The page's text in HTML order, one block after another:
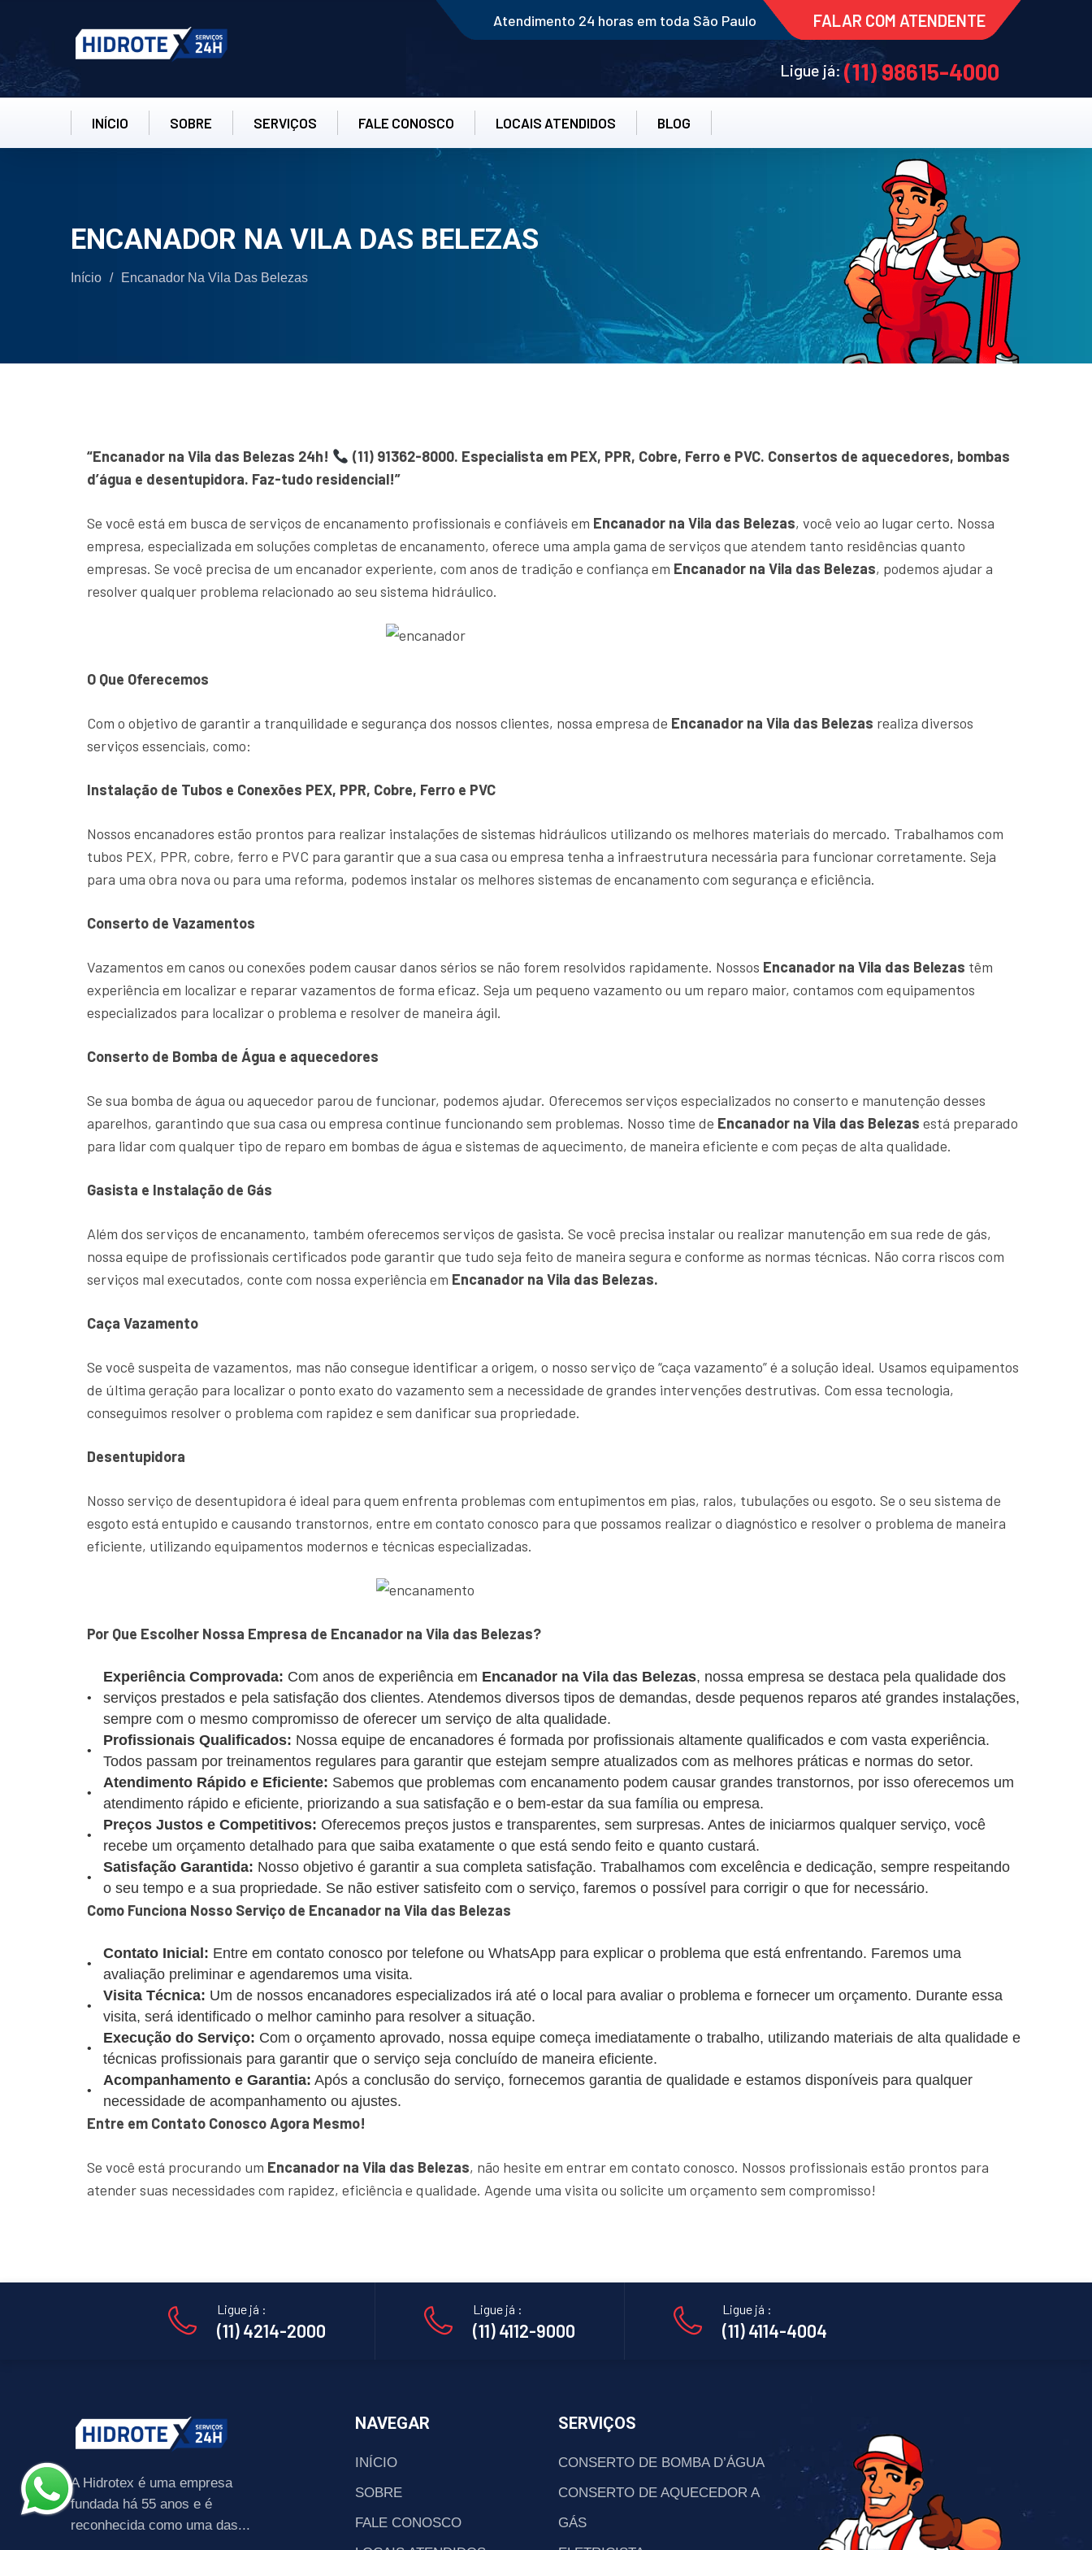
Atendimento 24 horas em toda São Paulo FALAR COM ATENDENTE
Ligue já:(11) 98615-4000
INÍCIO SOBRE SERVIÇOS FALE CONOSCO LOCAIS ATENDIDOS BLOG
ENCANADOR NA VILA DAS BELEZAS
Início / Encanador Na Vila Das Belezas
“Encanador na Vila das Belezas 24h!
(11) 91362-8000. Especialista em PEX, PPR, Cobre, Ferro e PVC. Consertos de aquecedores, bombas
d’água e desentupidora. Faz-tudo residencial!”
Se você está em busca de serviços de encanamento profissionais e confiáveis em Encanador na Vila das Belezas, você veio ao lugar certo. Nossa
empresa, especializada em soluções completas de encanamento, oferece uma ampla gama de serviços que atendem tanto residências quanto
empresas. Se você precisa de um encanador experiente, com anos de tradição e confiança em Encanador na Vila das Belezas, podemos ajudar a
resolver qualquer problema relacionado ao seu sistema hidráulico.
O Que Oferecemos
Com o objetivo de garantir a tranquilidade e segurança dos nossos clientes, nossa empresa de Encanador na Vila das Belezas realiza diversos
serviços essenciais, como:
Instalação de Tubos e Conexões PEX, PPR, Cobre, Ferro e PVC
Nossos encanadores estão prontos para realizar instalações de sistemas hidráulicos utilizando os melhores materiais do mercado. Trabalhamos com
tubos PEX, PPR, cobre, ferro e PVC para garantir que a sua casa ou empresa tenha a infraestrutura necessária para funcionar corretamente. Seja
para uma obra nova ou para uma reforma, podemos instalar os melhores sistemas de encanamento com segurança e eficiência.
Conserto de Vazamentos
Vazamentos em canos ou conexões podem causar danos sérios se não forem resolvidos rapidamente. Nossos Encanador na Vila das Belezas têm
experiência em localizar e reparar vazamentos de forma eficaz. Seja um pequeno vazamento ou um reparo maior, contamos com equipamentos
especializados para localizar o problema e resolver de maneira ágil.
Conserto de Bomba de Água e aquecedores
Se sua bomba de água ou aquecedor parou de funcionar, podemos ajudar. Oferecemos serviços especializados no conserto e manutenção desses
aparelhos, garantindo que sua casa ou empresa continue funcionando sem problemas. Nosso time de Encanador na Vila das Belezas está preparado
para lidar com qualquer tipo de reparo em bombas de água e sistemas de aquecimento, de maneira eficiente e com peças de alta qualidade.
Gasista e Instalação de Gás
Além dos serviços de encanamento, também oferecemos serviços de gasista. Se você precisa instalar ou realizar manutenção em sua rede de gás,
nossa equipe de profissionais certificados pode garantir que tudo seja feito de maneira segura e conforme as normas técnicas. Não corra riscos com
serviços mal executados, conte com nossa experiência em Encanador na Vila das Belezas.
Caça Vazamento
Se você suspeita de vazamentos, mas não consegue identificar a origem, o nosso serviço de “caça vazamento” é a solução ideal. Usamos equipamentos
de última geração para localizar o ponto exato do vazamento sem a necessidade de grandes intervenções destrutivas. Com essa tecnologia,
conseguimos resolver o problema com rapidez e sem danificar sua propriedade.
Desentupidora
Nosso serviço de desentupidora é ideal para quem enfrenta problemas com entupimentos em pias, ralos, tubulações ou esgoto. Se o seu sistema de
esgoto está entupido e causando transtornos, entre em contato conosco para que possamos realizar o diagnóstico e resolver o problema de maneira
eficiente, utilizando equipamentos modernos e técnicas especializadas.
Por Que Escolher Nossa Empresa de Encanador na Vila das Belezas?
Experiência Comprovada: Com anos de experiência em Encanador na Vila das Belezas, nossa empresa se destaca pela qualidade dos
serviços prestados e pela satisfação dos clientes. Atendemos diversos tipos de demandas, desde pequenos reparos até grandes instalações,
sempre com o mesmo compromisso de oferecer um serviço de alta qualidade.
Profissionais Qualificados: Nossa equipe de encanadores é formada por profissionais altamente qualificados e com vasta experiência.
Todos passam por treinamentos regulares para garantir que estejam sempre atualizados com as melhores práticas e normas do setor.
Atendimento Rápido e Eficiente: Sabemos que problemas com encanamento podem causar grandes transtornos, por isso oferecemos um
atendimento rápido e eficiente, priorizando a sua satisfação e o bem-estar da sua família ou empresa.
Preços Justos e Competitivos: Oferecemos preços justos e transparentes, sem surpresas. Antes de iniciarmos qualquer serviço, você
recebe um orçamento detalhado para que saiba exatamente o que está sendo feito e quanto custará.
Satisfação Garantida: Nosso objetivo é garantir a sua completa satisfação. Trabalhamos com excelência e dedicação, sempre respeitando
o seu tempo e a sua propriedade. Se não estiver satisfeito com o serviço, faremos o possível para corrigir o que for necessário.
Como Funciona Nosso Serviço de Encanador na Vila das Belezas
Contato Inicial: Entre em contato conosco por telefone ou WhatsApp para explicar o problema que está enfrentando. Faremos uma
avaliação preliminar e agendaremos uma visita.
Visita Técnica: Um de nossos encanadores especializados irá até o local para avaliar o problema e fornecer um orçamento. Durante essa
visita, será identificado o melhor caminho para resolver a situação.
Execução do Serviço: Com o orçamento aprovado, nossa equipe começa imediatamente o trabalho, utilizando materiais de alta qualidade e
técnicas profissionais para garantir que o serviço seja concluído de maneira eficiente.
Acompanhamento e Garantia: Após a conclusão do serviço, fornecemos garantia de qualidade e estamos disponíveis para qualquer
necessidade de acompanhamento ou ajustes.
Entre em Contato Conosco Agora Mesmo!
Se você está procurando um Encanador na Vila das Belezas, não hesite em entrar em contato conosco. Nossos profissionais estão prontos para
atender suas necessidades com rapidez, eficiência e qualidade. Agende uma visita ou solicite um orçamento sem compromisso!
Ligue já :
(11) 4214-2000
Ligue já :
(11) 4112-9000
Ligue já :
(11) 4114-4004
A Hidrotex é uma empresa
fundada há 55 anos e é
reconhecida como uma das...
NAVEGAR
INÍCIO
SOBRE
FALE CONOSCO
SERVIÇOS
CONSERTO DE BOMBA D’ÁGUA
CONSERTO DE AQUECEDOR A
GÁS